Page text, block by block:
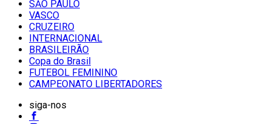
SĀO PAULO
VASCO
CRUZEIRO
INTERNACIONAL
BRASILEIRÃO
Copa do Brasil
FUTEBOL FEMININO
CAMPEONATO LIBERTADORES
siga-nos